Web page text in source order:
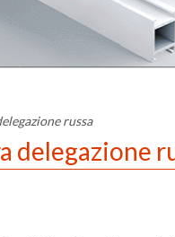
russa
delegazione